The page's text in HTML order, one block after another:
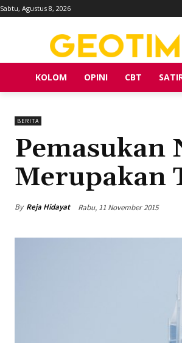
Sabtu, Agustus 8, 2026
KOLOM OPINI CBT
BERITA
Pemasukan
Merupakan
By Reja Hidayat Rabu, 11 November 2015